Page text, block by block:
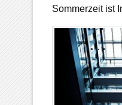
Sommerzeit ist